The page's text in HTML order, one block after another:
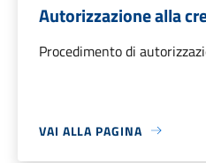
Autorizzazione alla
Procedimento di
VAI ALLA PAGINA